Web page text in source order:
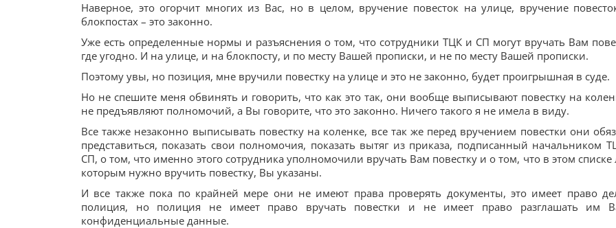
Наверное, это огорчит многих из Вас, но в целом, вручение повесток на улице, вручение
блокпостах – это законно.
Уже есть определенные нормы и разъяснения о том, что сотрудники ТЦК и СП могут вручать Вам
где угодно. И на улице, и на блокпосту, и по месту Вашей прописки, и не по месту Вашей прописки.
Поэтому увы, но позиция, мне вручили повестку на улице и это не законно, будет проигрышная в суде.
Но не спешите меня обвинять и говорить, что как это так, они вообще выписывают повестку на
не предъявляют полномочий, а Вы говорите, что это законно. Ничего такого я не имела в виду.
Все также незаконно выписывать повестку на коленке, все так же перед вручением повестки они
представиться, показать свои полномочия, показать вытяг из приказа, подписанный начальником
СП, о том, что именно этого сотрудника уполномочили вручать Вам повестку и о том, что в этом списке
которым нужно вручить повестку, Вы указаны.
И все также пока по крайней мере они не имеют права проверять документы, это имеет право
полиция, но полиция не имеет право вручать повестки и не имеет право разглашать им
конфиденциальные данные.